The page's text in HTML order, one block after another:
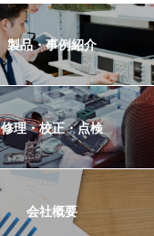
製品・事例紹介
修理・校正・点検
会社概要